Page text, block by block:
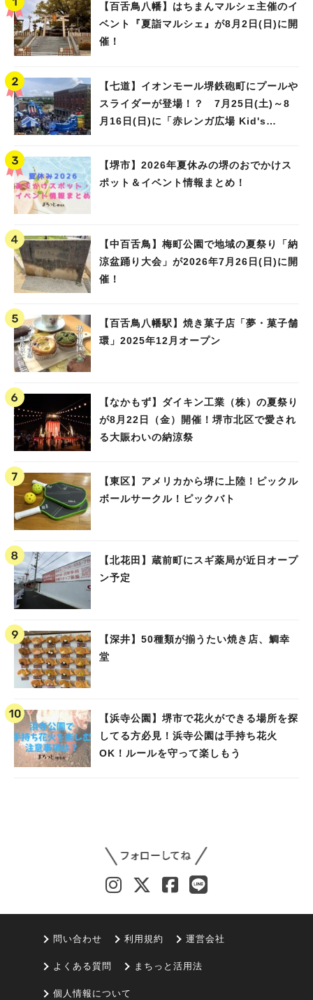
【百舌鳥八幡】はちまんマルシェ主催のイ
ベント『夏詣マルシェ』が8月2日(日)に開
催！
【七道】イオンモール堺鉄砲町にプールや
スライダーが登場！？ 7月25日(土)～8
月16日(日)に「赤レンガ広場 Kid's
【堺市】2026年夏休みの堺のおでかけス
ポット＆イベント情報まとめ！
【中百舌鳥】梅町公園で地域の夏祭り「納
涼盆踊り大会」が2026年7月26日(日)に開
催！
【百舌鳥八幡駅】焼き菓子店「夢・菓子舗
環」2025年12月オープン
【なかもず】ダイキン工業（株）の夏祭り
が8月22日（金）開催！堺市北区で愛され
る大賑わいの納涼祭
【東区】アメリカから堺に上陸！ピックル
ボールサークル！ピックバト
【北花田】蔵前町にスギ薬局が近日オープ
ン予定
【深井】50種類が揃うたい焼き店、鯛幸
堂
【浜寺公園】堺市で花火ができる場所を探
してる方必見！浜寺公園は手持ち花火
OK！ルールを守って楽しもう
問い合わせ 利用規約 運営会社
よくある質問 まちっと活用法
個人情報について